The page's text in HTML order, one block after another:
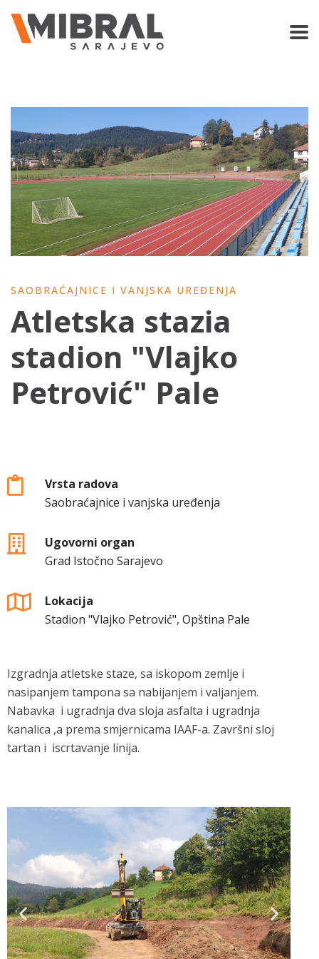
SAOBRAĆAJNICE I VANJSKA UREĐENJA
Atletska stazia
stadion "Vlajko
Petrović" Pale
Vrsta radova
Saobraćajnice i vanjska uređenja
Ugovorni organ
Grad Istočno Sarajevo
Lokacija
Stadion "Vlajko Petrović", Opština Pale
Izgradnja atletske staze, sa iskopom zemlje i
nasipanjem tampona sa nabijanjem i valjanjem.
Nabavka i ugradnja dva sloja asfalta i ugradnja
kanalica ,a prema smjernicama IAAF-a. Završni sloj
tartan i iscrtavanje linija.